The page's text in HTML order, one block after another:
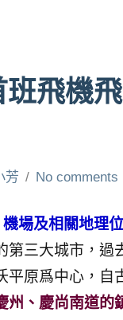
飛機
芳 No comments
機場及相關地理
第三大城市，
原爲中心，自
、慶尚南道的